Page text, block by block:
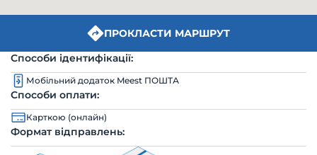
ПРОКЛАСТИ МАРШРУТ
Способи ідентифікації:
Мобільний додаток Meest ПОШТА
Способи оплати:
Карткою (онлайн)
Формат відправлень: